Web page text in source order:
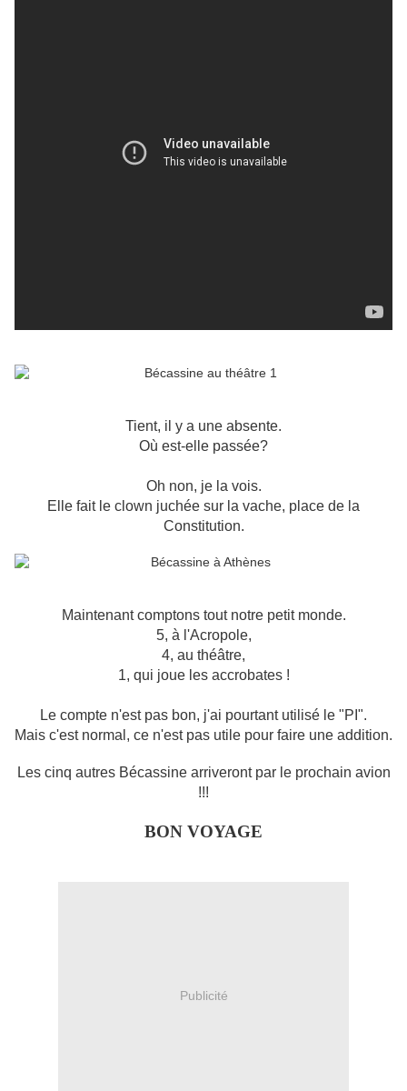
Tient, il y a une absente.
Où est-elle passée?
Oh non, je la vois.
Elle fait le clown juchée sur la vache, place de la
Constitution.
Maintenant comptons tout notre petit monde.
5, à l'Acropole,
4, au théâtre,
1, qui joue les accrobates !
Le compte n'est pas bon, j'ai pourtant utilisé le "PI".
Mais c'est normal, ce n'est pas utile pour faire une addition.
Les cinq autres Bécassine arriveront par le prochain avion
!!!
BON VOYAGE
Publicité